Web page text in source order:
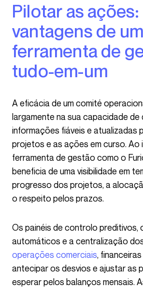
Pilotar as ações:
vantagens de
ferramenta de
tudo-em-um
A eficácia de um comité operacional assenta
largamente na sua capacidade de
informações fiáveis e atualizadas
projetos e as ações em curso. Ao
ferramenta de gestão como o
beneficia de uma visibilidade em
progresso dos projetos, a
o respeito pelos prazos.
Os painéis de controlo preditivos, os alertas
automáticos e a centralização
operações comerciais,
antecipar os desvios e ajustar as
esperar pelos balanços mensais.